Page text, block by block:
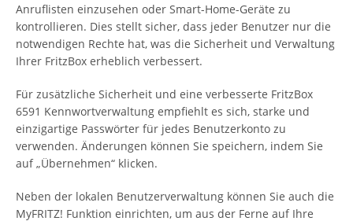
Anruflisten einzusehen oder Smart-Home-Geräte zu
kontrollieren. Dies stellt sicher, dass jeder Benutzer nur die
notwendigen Rechte hat, was die Sicherheit und Verwaltung
Ihrer FritzBox erheblich verbessert.
Für zusätzliche Sicherheit und eine verbesserte FritzBox
6591 Kennwortverwaltung empfiehlt es sich, starke und
einzigartige Passwörter für jedes Benutzerkonto zu
verwenden. Änderungen können Sie speichern, indem Sie
auf „Übernehmen“ klicken.
Neben der lokalen Benutzerverwaltung können Sie auch die
MyFRITZ! Funktion einrichten, um aus der Ferne auf Ihre